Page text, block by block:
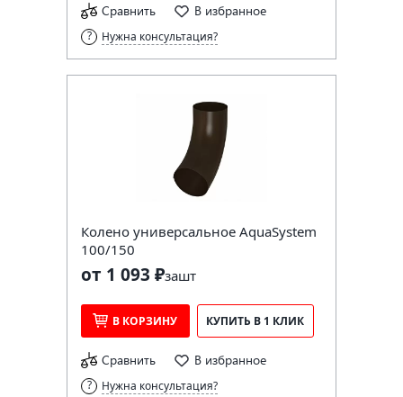
Сравнить В избранное
Нужна консультация?
Колено универсальное AquaSystem
100/150
от 1 093 ₽зашт
В КОРЗИНУ КУПИТЬ В 1 КЛИК
Сравнить В избранное
Нужна консультация?